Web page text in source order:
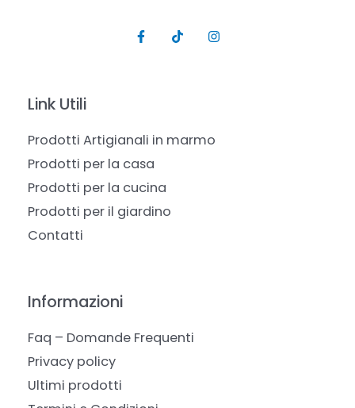
Link Utili
Prodotti Artigianali in marmo
Prodotti per la casa
Prodotti per la cucina
Prodotti per il giardino
Contatti
Informazioni
Faq – Domande Frequenti
Privacy policy
Ultimi prodotti